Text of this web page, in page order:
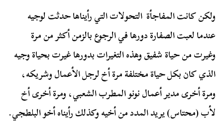
ولكن كانت المفاجأة التحولات التي رأيناها حدثت لوجيه
عندما لعبت الصفارة دورها في الرجوع بالزمن أكثر من مرة
وغيرت من حياة شفيق وهذه التغيرات بدورها غيرت بحياة وجيه
الذي كان بكل حياة مختلفة مرة أخ لرجل الأعمال وشريكه،
ومرة أخرى مدير أعمال نونو المطرب الشعبي، ومرة أخرى أخ
لأب (محتاس) يريد المدد من أخيه وكذلك رأيناه أخو البلطجي.